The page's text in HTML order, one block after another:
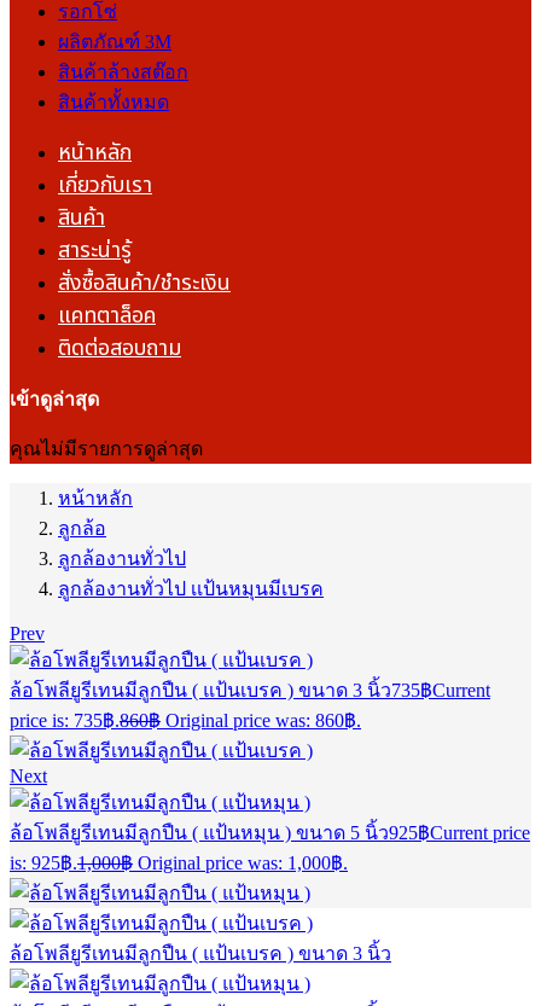
รอกโซ่
ผลิตภัณฑ์ 3M
สินค้าล้างสต๊อก
สินค้าทั้งหมด
หน้าหลัก
เกี่ยวกับเรา
สินค้า
สาระน่ารู้
สั่งซื้อสินค้า/ชำระเงิน
แคทตาล็อค
ติดต่อสอบถาม
เข้าดูล่าสุด
คุณไม่มีรายการดูล่าสุด
หน้าหลัก
ลูกล้อ
ลูกล้องานทั่วไป
ลูกล้องานทั่วไป เเป้นหมุนมีเบรค
Prev
ล้อโพลียูรีเทนมีลูกปืน ( แป้นเบรค ) ขนาด 3 นิ้ว735฿Current
price is: 735฿.860฿ Original price was: 860฿.
Next
ล้อโพลียูรีเทนมีลูกปืน ( แป้นหมุน ) ขนาด 5 นิ้ว925฿Current price
is: 925฿.1,000฿ Original price was: 1,000฿.
ล้อโพลียูรีเทนมีลูกปืน ( แป้นเบรค ) ขนาด 3 นิ้ว